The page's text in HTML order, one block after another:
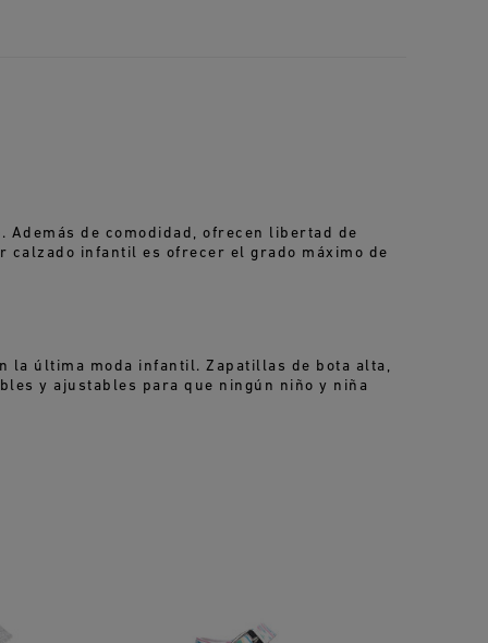
Además de comodidad, ofrecen libertad de
infantil es ofrecer el grado máximo de
la última moda infantil. Zapatillas de bota alta,
y ajustables para que ningún niño y niña